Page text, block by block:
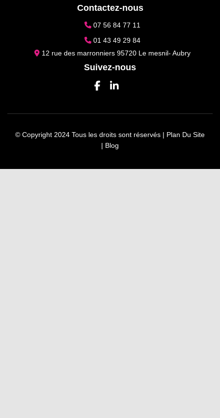
Contactez-nous
07 56 84 77 11
01 43 49 29 84
12 rue des marronniers 95720 Le mesnil- Aubry
Suivez-nous
© Copyright 2024 Tous les droits sont réservés | Plan Du Site
| Blog